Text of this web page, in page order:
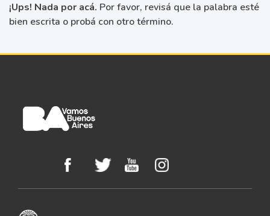
¡Ups! Nada por acá. Por favor, revisá que la palabra esté
bien escrita o probá con otro término.